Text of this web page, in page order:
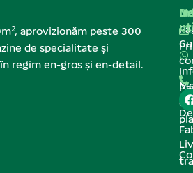
aprovizionăm peste 300
de specialitate și
regim en-gros și en-detail.
de